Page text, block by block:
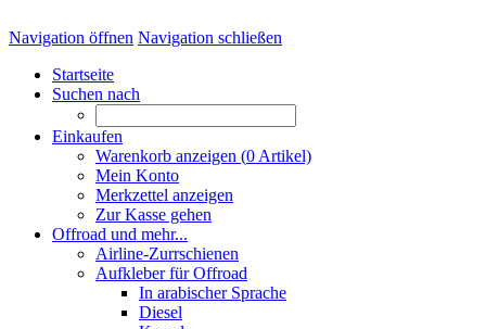
Navigation öffnen Navigation schließen
Startseite
Suchen nach
Einkaufen
Warenkorb anzeigen (0 Artikel)
Mein Konto
Merkzettel anzeigen
Zur Kasse gehen
Offroad und mehr...
Airline-Zurrschienen
Aufkleber für Offroad
In arabischer Sprache
Diesel